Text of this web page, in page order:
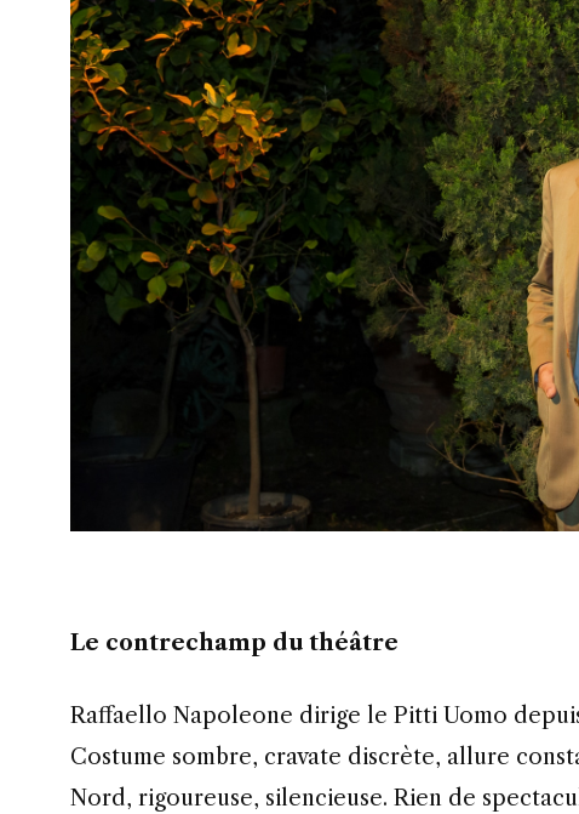
Le contrechamp du théâtre
Raffaello Napoleone dirige le Pitti Uomo depuis 1995. Son style est classique.
Costume sombre, cravate discrète, allure
Nord, rigoureuse, silencieuse. Rien de